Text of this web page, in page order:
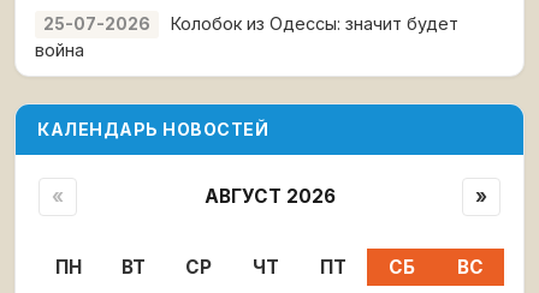
25-07-2026
Колобок из Одессы: значит будет
война
КАЛЕНДАРЬ НОВОСТЕЙ
« АВГУСТ 2026 »
ПН ВТ СР ЧТ ПТ СБ
ВС